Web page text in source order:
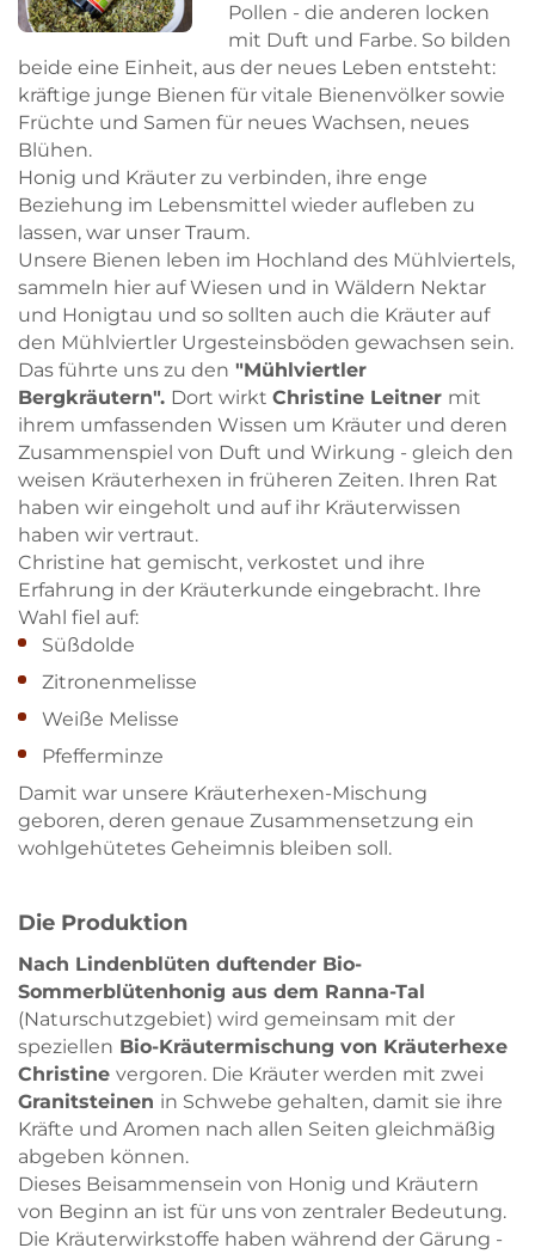
Skip to main content
Skip to main content
Pollen - die anderen locken
mit Duft und Farbe. So bilden
beide eine Einheit, aus der neues Leben entsteht:
kräftige junge Bienen für vitale Bienenvölker sowie
Früchte und Samen für neues Wachsen, neues
Blühen.
Honig und Kräuter zu verbinden, ihre enge
Beziehung im Lebensmittel wieder aufleben zu
lassen, war unser Traum.
Unsere Bienen leben im Hochland des Mühlviertels,
sammeln hier auf Wiesen und in Wäldern Nektar
und Honigtau und so sollten auch die Kräuter auf
den Mühlviertler Urgesteinsböden gewachsen sein.
Das führte uns zu den "Mühlviertler
Bergkräutern". Dort wirkt Christine Leitner mit
ihrem umfassenden Wissen um Kräuter und deren
Zusammenspiel von Duft und Wirkung - gleich den
weisen Kräuterhexen in früheren Zeiten. Ihren Rat
haben wir eingeholt und auf ihr Kräuterwissen
haben wir vertraut.
Christine hat gemischt, verkostet und ihre
Erfahrung in der Kräuterkunde eingebracht. Ihre
Wahl fiel auf:
Süßdolde
Zitronenmelisse
Weiße Melisse
Pfefferminze
Damit war unsere Kräuterhexen-Mischung
geboren, deren genaue Zusammensetzung ein
wohlgehütetes Geheimnis bleiben soll.
Die Produktion
Nach Lindenblüten duftender Bio-
Sommerblütenhonig aus dem Ranna-Tal
(Naturschutzgebiet) wird gemeinsam mit der
speziellen Bio-Kräutermischung von Kräuterhexe
Christine vergoren. Die Kräuter werden mit zwei
Granitsteinen in Schwebe gehalten, damit sie ihre
Kräfte und Aromen nach allen Seiten gleichmäßig
abgeben können.
Dieses Beisammensein von Honig und Kräutern
von Beginn an ist für uns von zentraler Bedeutung.
Die Kräuterwirkstoffe haben während der Gärung -